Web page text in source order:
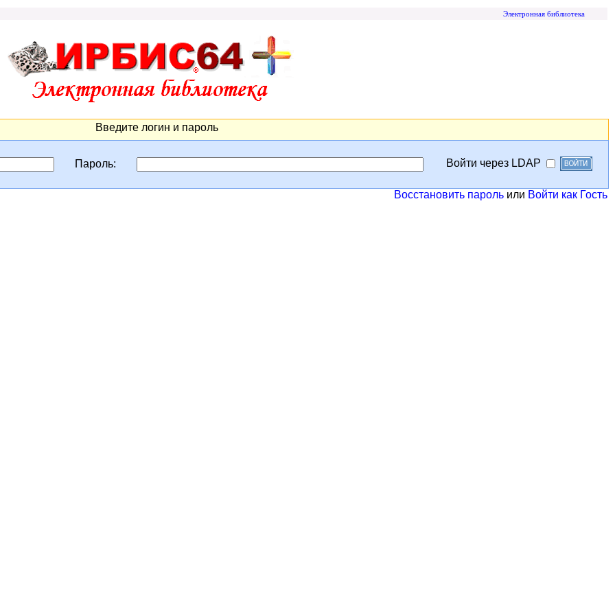
Электронная библиотека
Введите логин и пароль
Пароль: Войти через LDAP
Восстановить пароль или Войти как Гость